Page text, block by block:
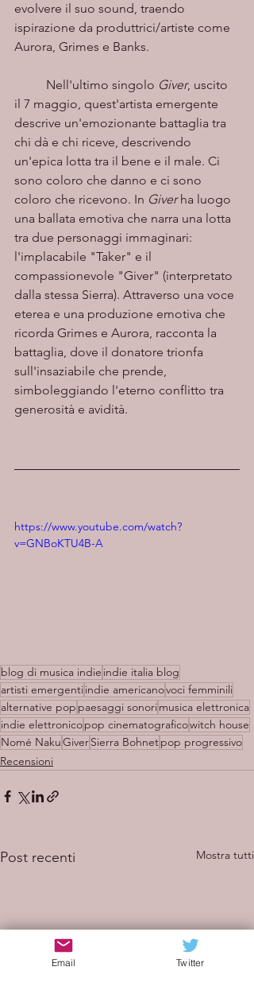
evolvere il suo sound, traendo
ispirazione da produttrici/artiste come
Aurora, Grimes e Banks.
	Nell'ultimo singolo
Giver, uscito
il 7 maggio, quest'artista emergente
descrive un'emozionante battaglia tra
chi dà e chi riceve, descrivendo
un'epica lotta tra il bene e il male. Ci
sono coloro che danno e ci sono
coloro che ricevono. In Giver ha luogo
una ballata emotiva che narra una lotta
tra due personaggi immaginari:
l'implacabile "Taker" e il
compassionevole "Giver" (interpretato
dalla stessa Sierra). Attraverso una voce
eterea e una produzione emotiva che
ricorda Grimes e Aurora, racconta la
battaglia, dove il donatore trionfa
sull'insaziabile che prende,
simboleggiando l'eterno conflitto tra
generosità e avidità.
https://www.youtube.com/watch?
v=GNBoKTU4B-A
blog di musica indie indie italia blog
artisti emergentiindie americanovoci femminili
alternative pop paesaggi sonorimusica elettronica
indie elettronicopop cinematograficowitch house
Nomé NakuGiverSierra Bohnetpop progressivo
Recensioni
Post recenti Mostra tutti
Email Twitter